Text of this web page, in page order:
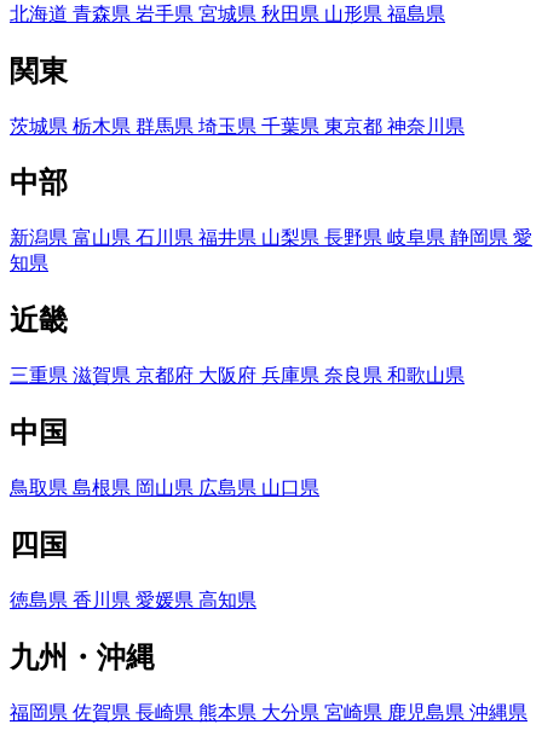
北海道 青森県 岩手県 宮城県 秋田県 山形県 福島県
関東
茨城県 栃木県 群馬県 埼玉県 千葉県 東京都 神奈川県
中部
新潟県 富山県 石川県 福井県 山梨県 長野県 岐阜県 静岡県 愛
知県
近畿
三重県 滋賀県 京都府 大阪府 兵庫県 奈良県 和歌山県
中国
鳥取県 島根県 岡山県 広島県 山口県
四国
徳島県 香川県 愛媛県 高知県
九州・沖縄
福岡県 佐賀県 長崎県 熊本県 大分県 宮崎県 鹿児島県 沖縄県